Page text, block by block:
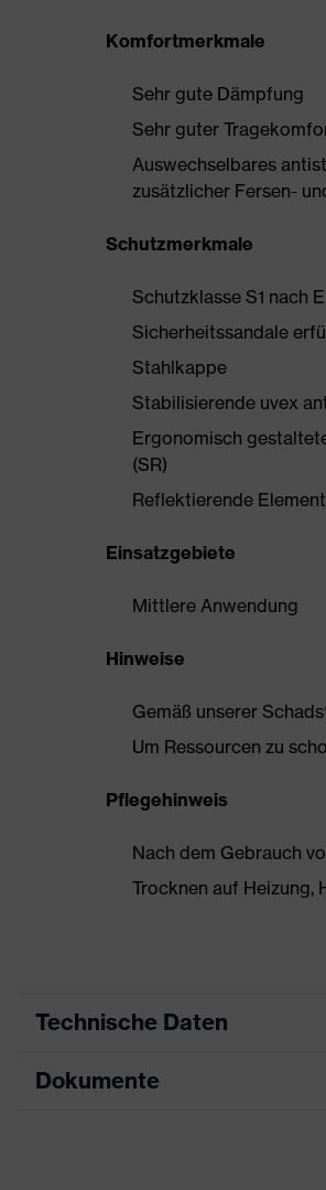
Komfortmerkmale
Sehr gute Dämpfung
Sehr guter
Auswechselbares
zusätzlicher Fersen-
Schutzmerkmale
Schutzklasse S1 nach
Sicherheitssandale
Stahlkappe
Stabilisierende uvex
Ergonomisch
(SR)
Reflektierende
Einsatzgebiete
Mittlere Anwendung
Hinweise
Gemäß unserer
Um Ressourcen zu
Pflegehinweis
Nach dem Gebrauch
Trocknen auf
Technische Daten
Produktart
Dokumente